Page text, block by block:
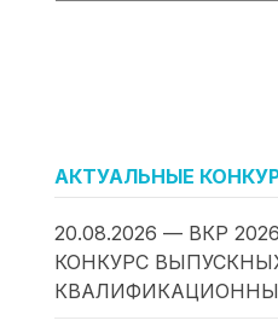
АКТУАЛЬНЫЕ
20.08.2026 — ВКР
КОНКУРС